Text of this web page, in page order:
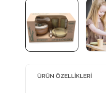
ÜRÜN ÖZELLIKLERI